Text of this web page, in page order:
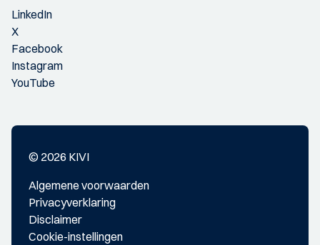
LinkedIn
X
Facebook
Instagram
YouTube
© 2026 KIVI
Algemene voorwaarden
Privacyverklaring
Disclaimer
Cookie-instellingen